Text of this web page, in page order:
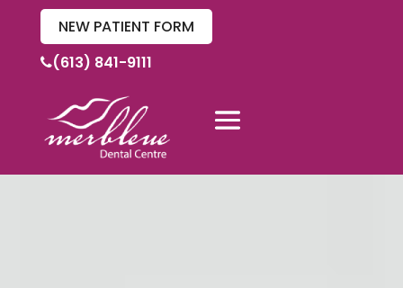
NEW PATIENT FORM
(613) 841-9111